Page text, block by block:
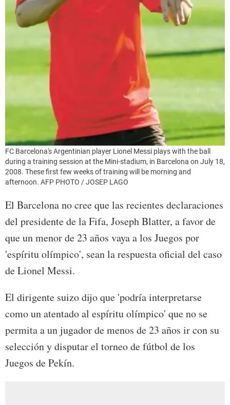
FC Barcelona's Argentinian player Lionel Messi plays with the ball
during a training session at the Mini-stadium, in Barcelona on July 18,
2008. These first few weeks of training will be morning and
afternoon. AFP PHOTO / JOSEP LAGO
El Barcelona no cree que las recientes declaraciones
del presidente de la Fifa, Joseph Blatter, a favor de
que un menor de 23 años vaya a los Juegos por
'espíritu olímpico', sean la respuesta oficial del caso
de Lionel Messi.
El dirigente suizo dijo que 'podría interpretarse
como un atentado al espíritu olímpico' que no se
permita a un jugador de menos de 23 años ir con su
selección y disputar el torneo de fútbol de los
Juegos de Pekín.